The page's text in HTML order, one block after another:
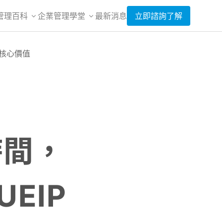
理百科 企業管理學堂 最新消息 立即諮詢了解
心價值
，